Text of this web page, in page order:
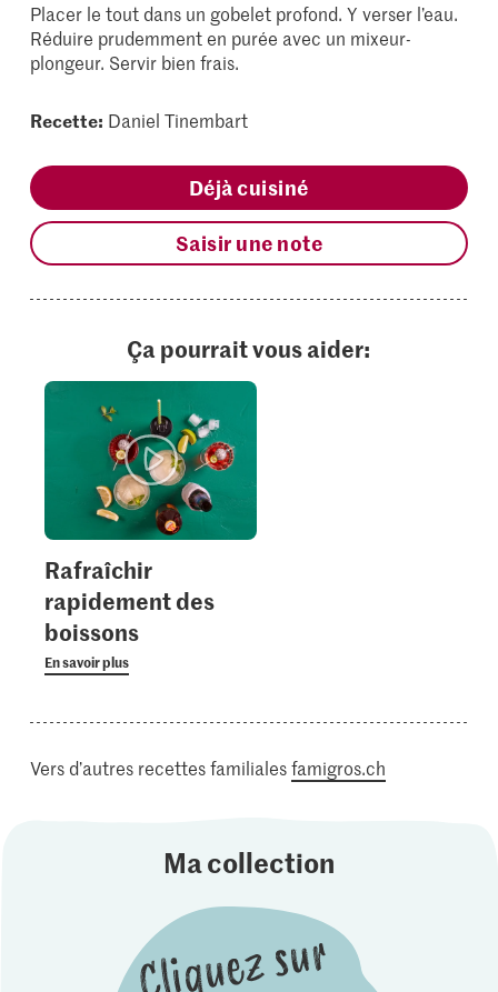
Placer le tout dans un gobelet profond. Y verser l’eau.
Réduire prudemment en purée avec un mixeur-
plongeur. Servir bien frais.
Recette: Daniel Tinembart
Déjà cuisiné
Saisir une note
Ça pourrait vous aider:
Rafraîchir
rapidement des
boissons
En savoir plus
Vers d’autres recettes familialesfamigros.ch
Ma collection